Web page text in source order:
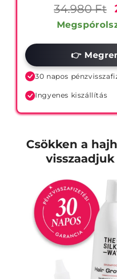
-1X Vörös
-1X
-1X 8
34.980 Ft
👉
30 napos
Ingyenes kiszállítás
Csökken a